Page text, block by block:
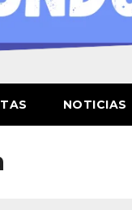
NOTICIAS